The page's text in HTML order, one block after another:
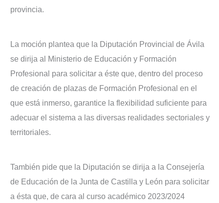
provincia.
La moción plantea que la Diputación Provincial de Ávila
se dirija al Ministerio de Educación y Formación
Profesional para solicitar a éste que, dentro del proceso
de creación de plazas de Formación Profesional en el
que está inmerso, garantice la flexibilidad suficiente para
adecuar el sistema a las diversas realidades sectoriales y
territoriales.
También pide que la Diputación se dirija a la Consejería
de Educación de la Junta de Castilla y León para solicitar
a ésta que, de cara al curso académico 2023/2024